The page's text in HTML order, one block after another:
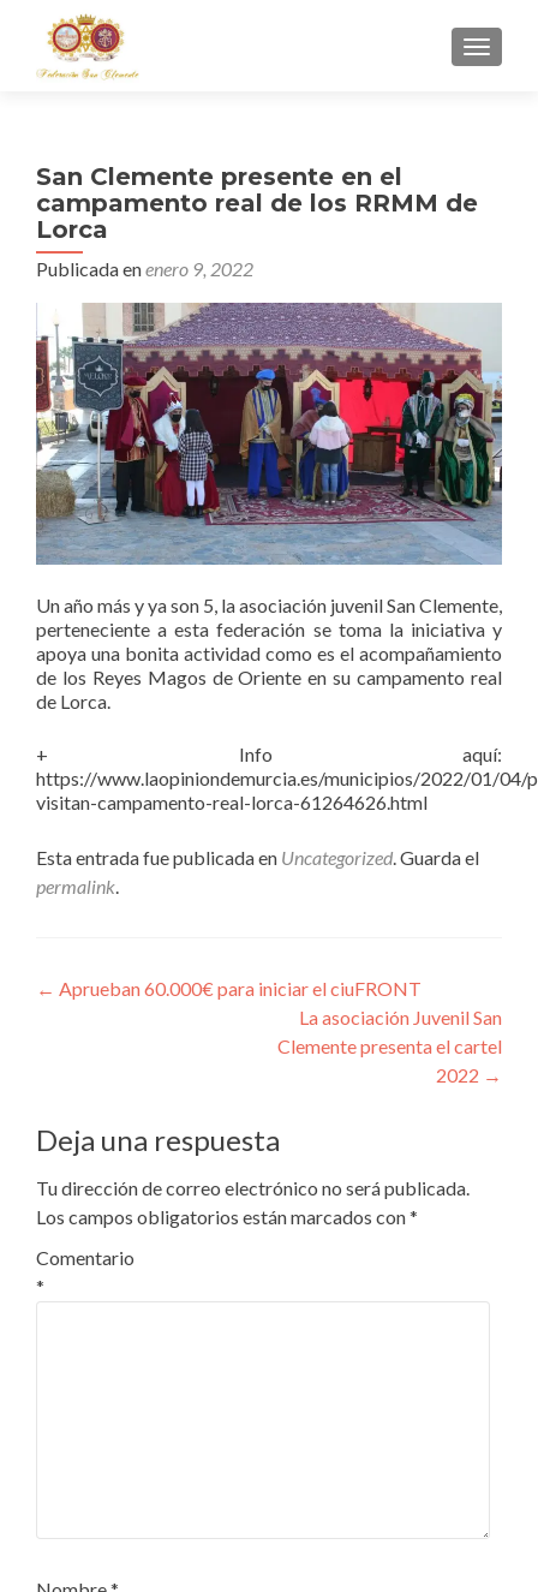
San Clemente presente en el
campamento real de los RRMM de
Lorca
Publicada enenero 9, 2022
Un año más y ya son 5, la asociación juvenil San Clemente,
perteneciente a esta federación se toma la iniciativa y
apoya una bonita actividad como es el acompañamiento
de los Reyes Magos de Oriente en su campamento real
de Lorca.
+ Info aquí:
https://www.laopiniondemurcia.es/municipios/2022/01/04/
visitan-campamento-real-lorca-61264626.html
Esta entrada fue publicada en Uncategorized. Guarda el
permalink.
Navegación de entradas
← Aprueban 60.000€ para iniciar el ciuFRONT
La asociación Juvenil San
Clemente presenta el cartel
2022 →
Deja una respuesta
Tu dirección de correo electrónico no será publicada.
Los campos obligatorios están marcados con*
Comentario
*